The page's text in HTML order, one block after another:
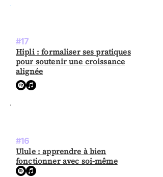
#17
Hipli : formaliser ses pratiques
pour soutenir une croissance
alignée
#16
Ulule : apprendre à bien
fonctionner avec soi-même